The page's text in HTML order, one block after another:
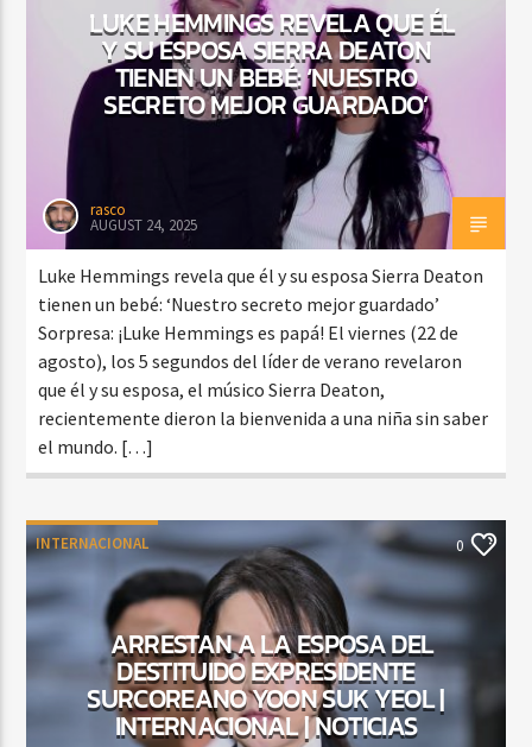
LUKE HEMMINGS REVELA QUE ÉL
Y SU ESPOSA SIERRA DEATON
TIENEN UN BEBÉ: ‘NUESTRO
SECRETO MEJOR GUARDADO’
rasco
AUGUST 24, 2025
Luke Hemmings revela que él y su esposa Sierra Deaton
tienen un bebé: ‘Nuestro secreto mejor guardado’
Sorpresa: ¡Luke Hemmings es papá! El viernes (22 de
agosto), los 5 segundos del líder de verano revelaron
que él y su esposa, el músico Sierra Deaton,
recientemente dieron la bienvenida a una niña sin saber
el mundo. […]
INTERNACIONAL 0
ARRESTAN A LA ESPOSA DEL
DESTITUIDO EXPRESIDENTE
SURCOREANO YOON SUK YEOL |
INTERNACIONAL | NOTICIAS